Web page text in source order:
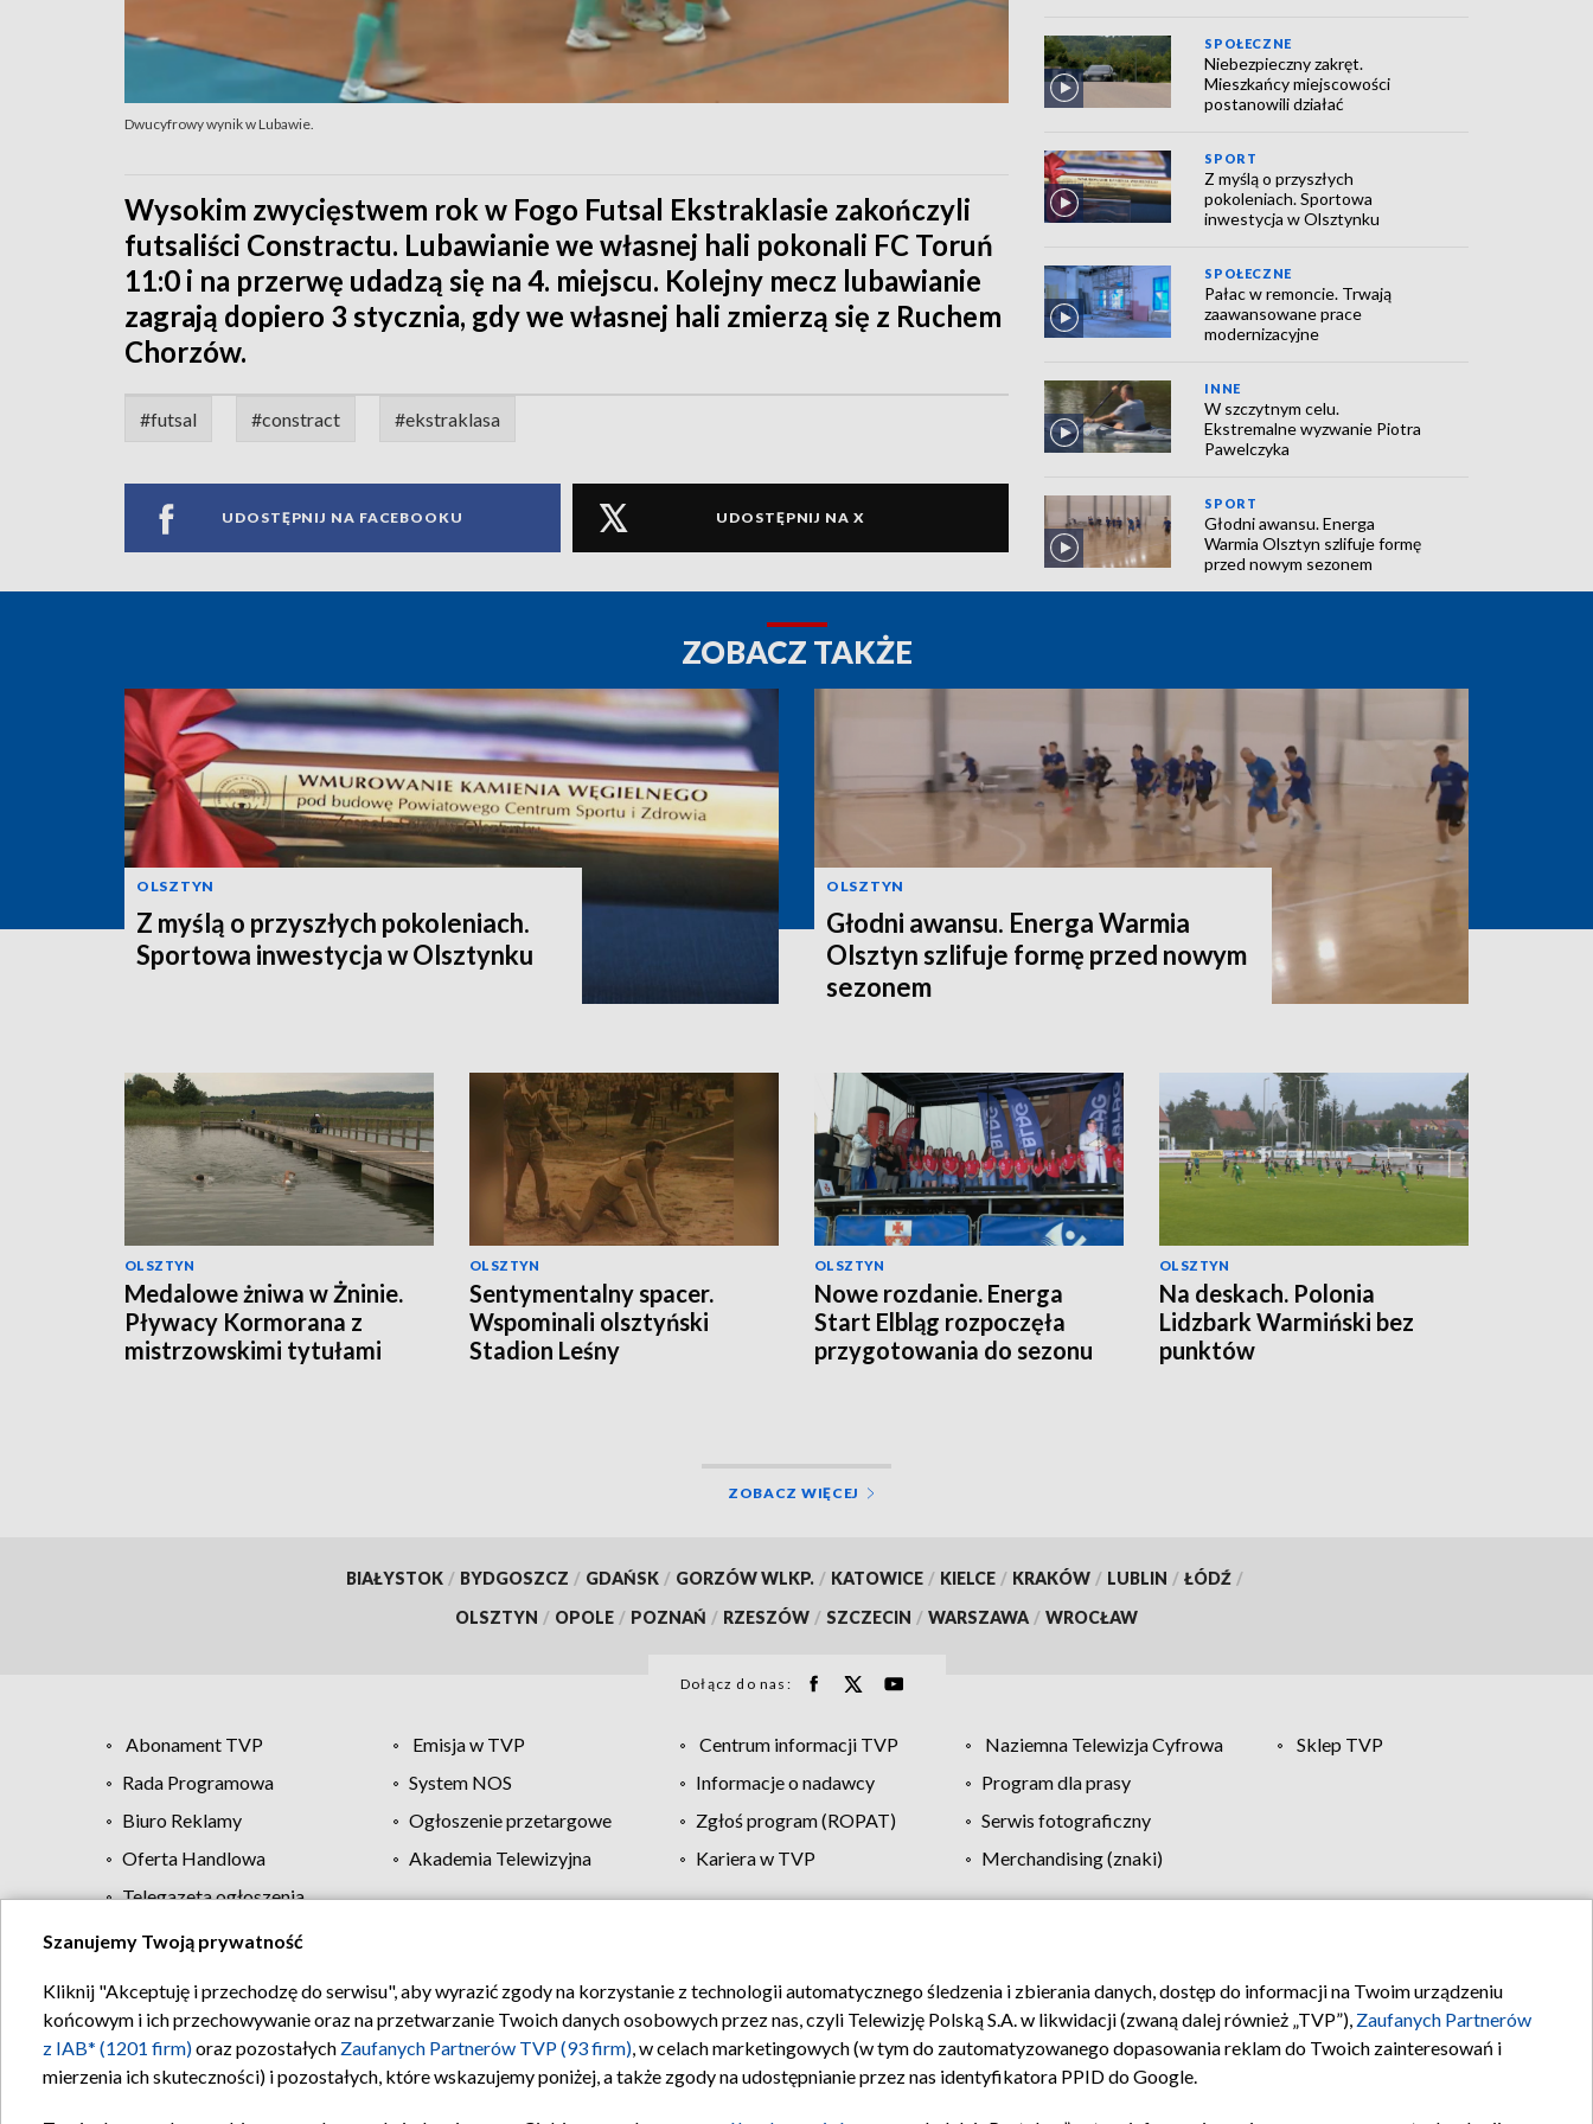
Dwucyfrowy wynik w Lubawie.
Wysokim zwycięstwem rok w Fogo Futsal Ekstraklasie zakończyli
futsaliści Constractu. Lubawianie we własnej hali pokonali FC Toruń
11:0 i na przerwę udadzą się na 4. miejscu. Kolejny mecz lubawianie
zagrają dopiero 3 stycznia, gdy we własnej hali zmierzą się z Ruchem
Chorzów.
#futsal #constract #ekstraklasa
UDOSTĘPNIJ NA FACEBOOKU UDOSTĘPNIJ NA X
SPOŁECZNE
Niebezpieczny zakręt.
Mieszkańcy miejscowości
postanowili działać
SPORT
Z myślą o przyszłych
pokoleniach. Sportowa
inwestycja w Olsztynku
SPOŁECZNE
Pałac w remoncie. Trwają
zaawansowane prace
modernizacyjne
INNE
W szczytnym celu.
Ekstremalne wyzwanie Piotra
Pawelczyka
SPORT
Głodni awansu. Energa
Warmia Olsztyn szlifuje formę
przed nowym sezonem
ZOBACZ TAKŻE
OLSZTYN
Z myślą o przyszłych pokoleniach.
Sportowa inwestycja w Olsztynku
OLSZTYN
Głodni awansu. Energa Warmia
Olsztyn szlifuje formę przed nowym
sezonem
OLSZTYN
Medalowe żniwa w Żninie.
Pływacy Kormorana z
mistrzowskimi tytułami
OLSZTYN
Sentymentalny spacer.
Wspominali olsztyński
Stadion Leśny
OLSZTYN
Nowe rozdanie. Energa
Start Elbląg rozpoczęła
przygotowania do sezonu
OLSZTYN
Na deskach. Polonia
Lidzbark Warmiński bez
punktów
ZOBACZ WIĘCEJ
BIAŁYSTOK / BYDGOSZCZ / GDAŃSK / GORZÓW WLKP. / KATOWICE / KIELCE / KRAKÓW / LUBLIN / ŁÓDŹ /
OLSZTYN / OPOLE / POZNAŃ / RZESZÓW / SZCZECIN / WARSZAWA / WROCŁAW
Dołącz do nas:
Abonament TVP Emisja w TVP Centrum informacji TVP Naziemna Telewizja Cyfrowa
Sklep TVP
Rada Programowa
System NOS Informacje o nadawcy
Program dla prasy
Biuro Reklamy
Ogłoszenie przetargowe Zgłoś program (ROPAT)
Serwis fotograficzny
Oferta Handlowa
Akademia Telewizyjna Kariera w TVP
Merchandising (znaki)
Telegazeta ogłoszenia
Regulamin TVP Polityka prywatności Moje zgody Pomoc Biuro reklamy Kontakt
Szanujemy Twoją prywatność
Kliknij "Akceptuję i przechodzę do serwisu", aby wyrazić zgody na korzystanie z technologii automatycznego śledzenia i zbierania danych, dostęp do informacji na Twoim urządzeniu
końcowym i ich przechowywanie oraz na przetwarzanie Twoich danych osobowych przez nas, czyli Telewizję Polską S.A. w likwidacji (zwaną dalej również „TVP”), Zaufanych Partnerów
z IAB* (1201 firm)oraz pozostałych Zaufanych Partnerów TVP (93 firm), w celach marketingowych (w tym do zautomatyzowanego dopasowania reklam do Twoich zainteresowań i
mierzenia ich skuteczności) i pozostałych, które wskazujemy poniżej, a także zgody na udostępnianie przez nas identyfikatora PPID do Google.